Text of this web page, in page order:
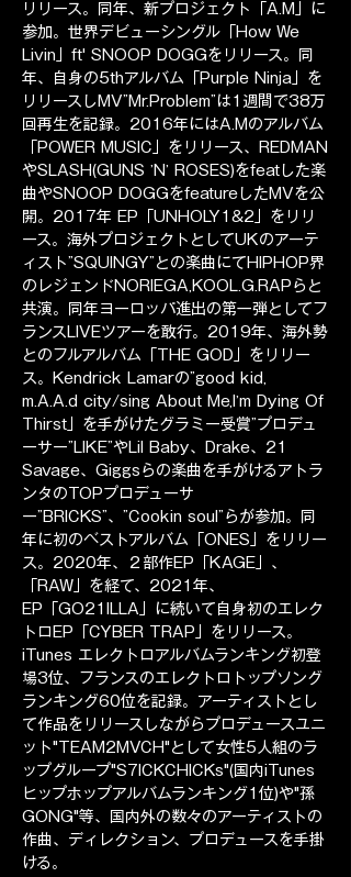
リリース。同年、新プロジェクト「A.M」に
参加。世界デビューシングル「How We
Livin」ft' SNOOP DOGGをリリース。同
年、自身の5thアルバム「Purple Ninja」を
リリースしMV”Mr.Problem”は1週間で38万
回再生を記録。2016年にはA.Mのアルバム
「POWER MUSIC」をリリース、REDMAN
やSLASH(GUNS ’N’ ROSES)をfeatした楽
曲やSNOOP DOGGをfeatureしたMVを公
開。2017年 EP「UNHOLY1&2」をリリ
ース。海外プロジェクトとしてUKのアーテ
ィスト”SQUINGY”との楽曲にてHIPHOP界
のレジェンドNORIEGA,KOOL.G.RAPらと
共演。同年ヨーロッパ進出の第一弾としてフ
ランスLIVEツアーを敢行。2019年、海外勢
とのフルアルバム「THE GOD」をリリー
ス。Kendrick Lamarの”good kid,
m.A.A.d city/sing About Me,I’m Dying Of
Thirst」を手がけたグラミー受賞”プロデュ
ーサー”LIKE”やLil Baby、Drake、21
Savage、Giggsらの楽曲を手がけるアトラ
ンタのTOPプロデューサ
ー”BRICKS”、”Cookin soul”らが参加。同
年に初のベストアルバム「ONES」をリリー
ス。2020年、２部作EP「KAGE」、
「RAW」を経て、2021年、
EP「GO21ILLA」に続いて自身初のエレク
トロEP「CYBER TRAP」をリリース。
iTunes エレクトロアルバムランキング初登
場3位、フランスのエレクトロトップソング
ランキング60位を記録。アーティストとし
て作品をリリースしながらプロデュースユニ
ット"TEAM2MVCH"として女性5人組のラ
ップグループ"S7ICKCHICKs"(国内iTunes
ヒップホップアルバムランキング1位)や"孫
GONG"等、国内外の数々のアーティストの
作曲、ディレクション、プロデュースを手掛
ける。